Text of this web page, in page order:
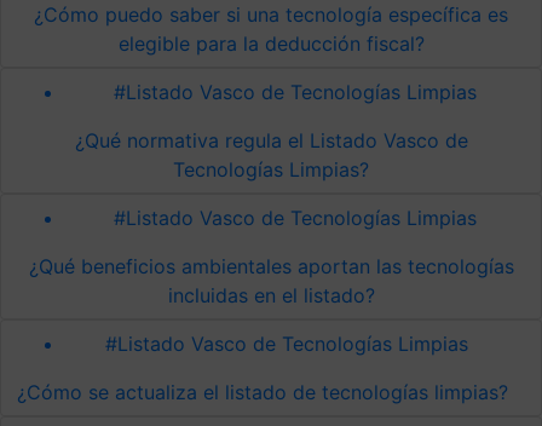
¿Cómo puedo saber si una tecnología específica es
elegible para la deducción fiscal?
#Listado Vasco de Tecnologías Limpias
¿Qué normativa regula el Listado Vasco de
Tecnologías Limpias?
#Listado Vasco de Tecnologías Limpias
¿Qué beneficios ambientales aportan las tecnologías
incluidas en el listado?
#Listado Vasco de Tecnologías Limpias
¿Cómo se actualiza el listado de tecnologías limpias?